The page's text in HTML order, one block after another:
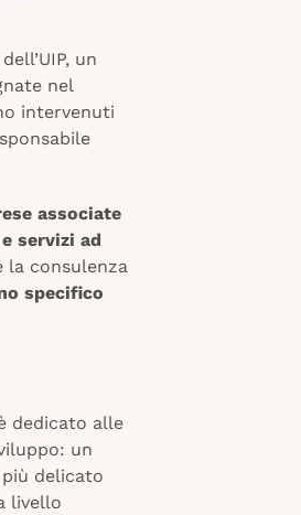
un
nel
intervenuti
associate
servizi ad
la consulenza
specifico
dedicato alle
un
delicato
livello